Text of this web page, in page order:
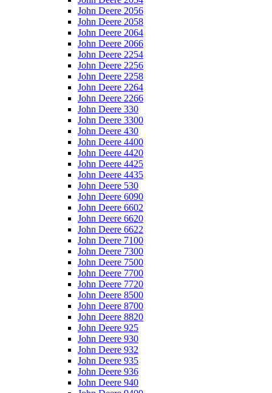
John Deere 2056
John Deere 2058
John Deere 2064
John Deere 2066
John Deere 2254
John Deere 2256
John Deere 2258
John Deere 2264
John Deere 2266
John Deere 330
John Deere 3300
John Deere 430
John Deere 4400
John Deere 4420
John Deere 4425
John Deere 4435
John Deere 530
John Deere 6090
John Deere 6602
John Deere 6620
John Deere 6622
John Deere 7100
John Deere 7300
John Deere 7500
John Deere 7700
John Deere 7720
John Deere 8500
John Deere 8700
John Deere 8820
John Deere 925
John Deere 930
John Deere 932
John Deere 935
John Deere 936
John Deere 940